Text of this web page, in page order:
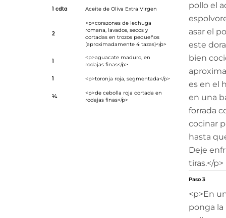
1 cdta Aceite de Oliva Extra Virgen
2
<p>corazones de lechuga
romana, lavados, secos y
cortadas en trozos pequeños
(aproximadamente 4 tazas)</p>
1
<p>aguacate maduro, en
rodajas finas</p>
1 <p>toronja roja, segmentada</p>
¼
<p>de cebolla roja cortada en
rodajas finas</p>
pollo el
asar el
este
bien
es en el
en una
forrada
cocinar
hasta
Deje
tiras.</p>
Paso 3
<p>En
ponga la